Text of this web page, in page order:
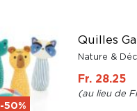
Quilles
Nature &
Fr. 28.25
-50%